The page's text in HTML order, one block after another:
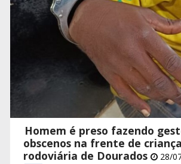
Homem é preso fazendo
obscenos na frente de
rodoviária de Dourados
28/